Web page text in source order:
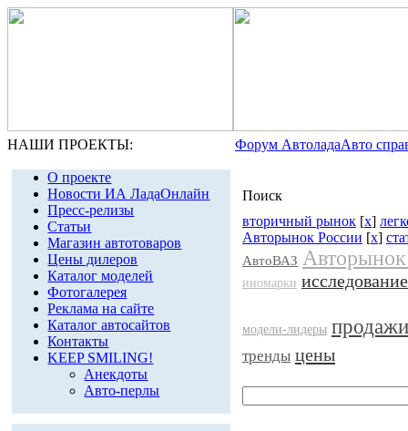
НАШИ ПРОЕКТЫ: Форум АвтоладаАвто
О проекте
Новости ИА ЛадаОнлайн
Пресс-релизы
Статьи
Магазин автотоваров
Цены дилеров
Каталог моделей
Фотогалерея
Реклама на сайте
Каталог автосайтов
Контакты
KEEP SMILING!
Анекдоты
Авто-перлы
Поиск
вторичный рынок [x]
Авторынок России [x]
АвтоВАЗ
иномарки исследование
модели-лидеры продажи
тренды цены